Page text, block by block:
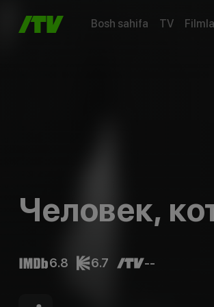
Bosh sahifa TV
Человек,
6.8 6.7 --